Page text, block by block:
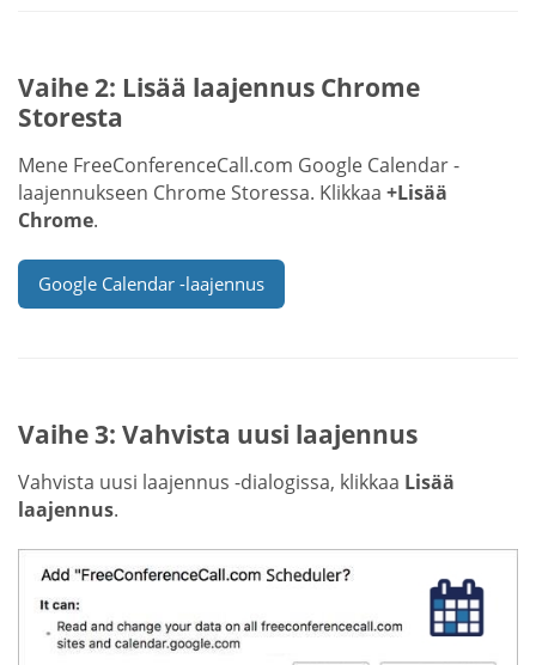
Vaihe 2: Lisää laajennus Chrome
Storesta
Mene FreeConferenceCall.com Google Calendar -
laajennukseen Chrome Storessa. Klikkaa +Lisää
Chrome.
Google Calendar -laajennus
Vaihe 3: Vahvista uusi laajennus
Vahvista uusi laajennus -dialogissa, klikkaa Lisää
laajennus.